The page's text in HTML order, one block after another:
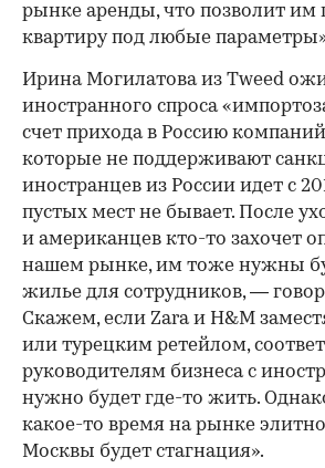
рынке аренды, что позволит им
квартиру под любые
Ирина Могилатова из Tweed
иностранного спроса
счет прихода в Россию
которые не поддерживают
иностранцев из России идет с
пустых мест не бывает. После
и американцев кто-то захочет
нашем рынке, им тоже нужны
жилье для сотрудников, —
Скажем, если Zara и H&M
или турецким ретейлом,
руководителям бизнеса с
нужно будет где-то жить.
какое-то время на рынке
Москвы будет стагнация».